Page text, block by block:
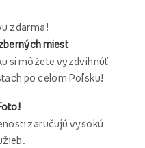
zdarma!
miest
si môžete vyzdvihnúť
po celom Poľsku!
zaručujú vysokú